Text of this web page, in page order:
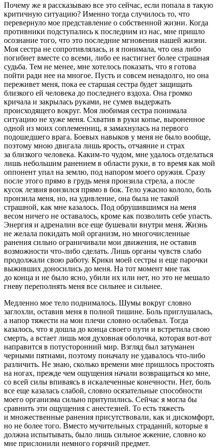
Почему же я рассказываю все это сейчас, если попала в такую
критичную ситуацию? Именно тогда случилось то, что
перевернуло мое представление о собственной жизни. Когда
противники подступались к последним из нас, мне пришло
осознание того, что это последние мгновения нашей жизни.
Моя сестра не сопротивлялась, и я понимала, что она либо
погибнет вместе со всеми, либо ее настигнет более страшная
судьба. Тем не менее, мне хотелось показать, что я готова
пойти ради нее на многое. Пусть и совсем ненадолго, но она
переживет меня, пока ее старшая сестра будет защищать
близкого ей человека до последнего вздоха. Она громко
кричала и закрылась руками, не сумев выдержать
происходящего вокруг. Моя любимая сестра понимала
ситуацию не хуже меня. Схватив в руки копье, выроненное
одной из моих соплеменниц, я замахнулась на первого
подошедшего врага. Боевых навыков у меня не было вообще,
поэтому мною двигала лишь ярость, отчаяние и страх
за близкого человека. Каким-то чудом, мне удалось отделаться
лишь небольшим ранением в области руки, в то время как мой
оппонент упал на землю, под напором моего оружия. Сразу
после этого прямо в грудь меня пронзила стрела, а после
кусок лезвия вонзился прямо в бок. Тело ужасно кололо, боль
пронзила меня, но, на удивление, она была не такой
страшной, как мне казалось. Под обрушившимся на меня
весом ничего не оставалось, кроме как позволить себе упасть.
Энергия и адреналин все еще бушевали внутри меня. Жизнь
не желала покидать мой организм, но многочисленные
ранения сильно ограничивали мои движения, не оставив
возможности что-либо сделать. Лишь органы чувств слабо
продолжали свою работу. Крики моей сестры и еще парочки
выживших доносились до меня. На тот момент мне так
до конца и не было ясно, убили их или нет, но это не мешало
гневу переполнять меня все сильнее и сильнее.
Медленно мое тело поднималось. Шумы вокруг словно
заглохли, оставив меня в полной тишине. Боль приглушалась,
а напор тяжести на мои плечи словно ослабевал. Тогда
казалось, что я дошла до конца своего пути и встретила свою
смерть, а встает лишь моя духовная оболочка, которая вот-вот
направится в потусторонний мир. Взгляд был затуманен
черными пятнами, поэтому поначалу не удавалось что-либо
различить. Не знаю, сколько времени мне пришлось простоять
на ногах, прежде чем ощущения начали возвращаться ко мне,
со всей силы впиваясь в искалеченные конечности. Нет, боль
все еще казалась слабой, словно осязательные способности
моего организма сильно притупились. Сейчас я могла бы
сравнить эти ощущения с анестезией. То есть тяжесть
и множественные ранения присутствовали, как и дискомфорт,
но не более того. Вместо мучительных страданий, которые я
должна испытывать, было лишь сильное жжение, словно ко
мне прислонили немного горячий предмет.